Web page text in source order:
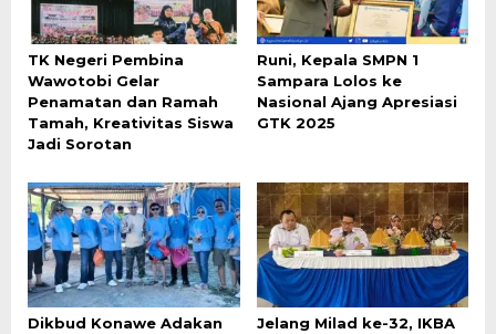
TK Negeri Pembina
Wawotobi Gelar
Penamatan dan Ramah
Tamah, Kreativitas Siswa
Jadi Sorotan
Runi, Kepala SMPN 1
Sampara Lolos ke
Nasional Ajang Apresiasi
GTK 2025
Dikbud Konawe Adakan
Jelang Milad ke-32, IKBA